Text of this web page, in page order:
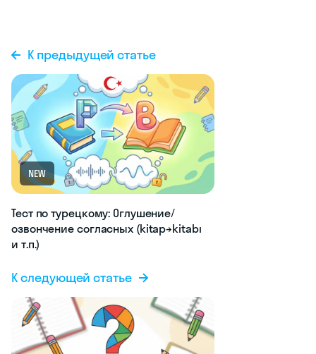
К предыдущей статье
NEW
Тест по турецкому: Оглушение/
озвончение согласных (kitap→kitabı
и т.п.)
К следующей статье